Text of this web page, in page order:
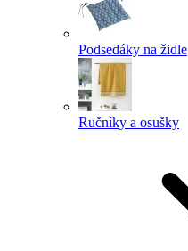
Podsedáky na židle
Ručníky a osušky